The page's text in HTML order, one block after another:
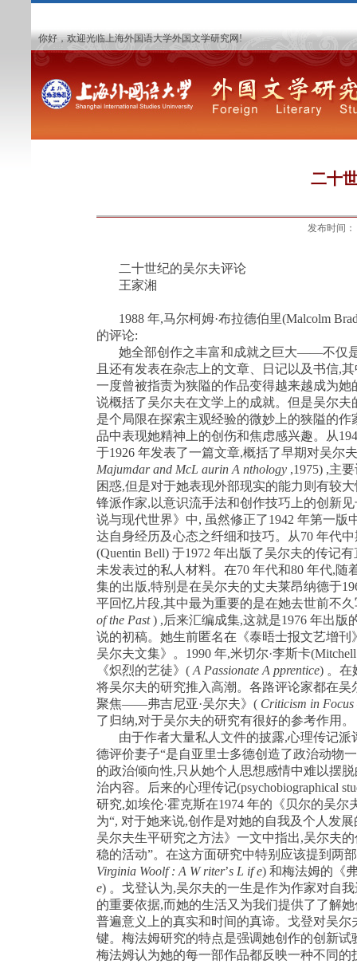
你好，欢迎光临上海外国语大学外国文学研究网!
二十
发布时间：
二十世纪的吴尔夫评论
王家湘
1988 年,马尔柯姆·布拉德伯里(Malcolm
的评论:
她全部创作之丰富和成就之巨大——不仅
且还有发表在杂志上的文章、日记以及书信,其
一度曾被指责为狭隘的作品变得越来越成为
说概括了吴尔夫在文学上的成就。但是吴尔
是个局限在探索主观经验的微妙上的狭隘的作
品中表现她精神上的创伤和焦虑感兴趣。从
于1926 年发表了一篇文章,概括了早期对吴尔
Majumdar and McL aurin A nthology ,1975) ,主
困惑,但是对于她表现外部现实的能力则有较
锋派作家, 以意识流手法和创作技巧上的创新
说与现代世界》中, 虽然修正了1942 年第一版
达自身经历及心态之纤细和技巧。从70 年代
(Quentin Bell) 于1972 年出版了吴尔夫的传记
未发表过的私人材料。在70 年代和80 年代,随
集的出版,特别是在吴尔夫的丈夫莱昂纳德于
平回忆片段,其中最为重要的是在她去世前不
of the Past) ,后来汇编成集,这就是1976 年出版
说的初稿。她生前匿名在《泰晤士报文艺增刊
吴尔夫文集》。 1990 年,米切尔·李斯卡
《炽烈的艺徒》 ( A Passionate A pprentice) 。在
将吴尔夫的研究推入高潮。各路评论家都在吴
聚焦——弗吉尼亚·吴尔夫》 ( Criticism in Focus
了归纳,对于吴尔夫的研究有很好的参考作用。
由于作者大量私人文件的披露,心理传记派
德评价妻子“是自亚里士多德创造了政治动物
的政治倾向性, 只从她个人思想感情中难以摆
治内容。后来的心理传记(psychobiographical
研究,如埃伦·霍克斯在1974 年的《贝尔的吴尔
为“, 对于她来说,创作是对她的自我及个人发
吴尔夫生平研究之方法》一文中指出,吴尔夫
稳的活动”。在这方面研究中特别应该提到两
Virginia Woolf : A W riter’s L if e) 和梅法姆的《
e) 。戈登认为,吴尔夫的一生是作为作家对自
的重要依据,而她的生活又为我们提供了了解
普遍意义上的真实和时间的真谛。戈登对吴尔
键。梅法姆研究的特点是强调她创作的创新试
梅法姆认为她的每一部作品都反映一种不同的